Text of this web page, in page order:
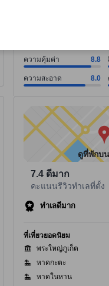
ความคุ้มค่า 8.8
ความสะอาด 8.0
ดูที่พักบ
7.4 ดีมาก
คะแนนรีวิวทำเลที่ตั้ง
ทำเลดีมาก
ที่เที่ยวยอดนิยม
พระใหญ่ภูเก็ต
หาดกะตะ
หาดในหาน